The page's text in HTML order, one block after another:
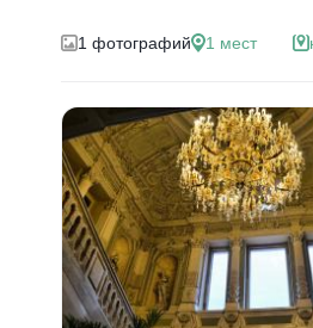
1 фотографий 1 мест